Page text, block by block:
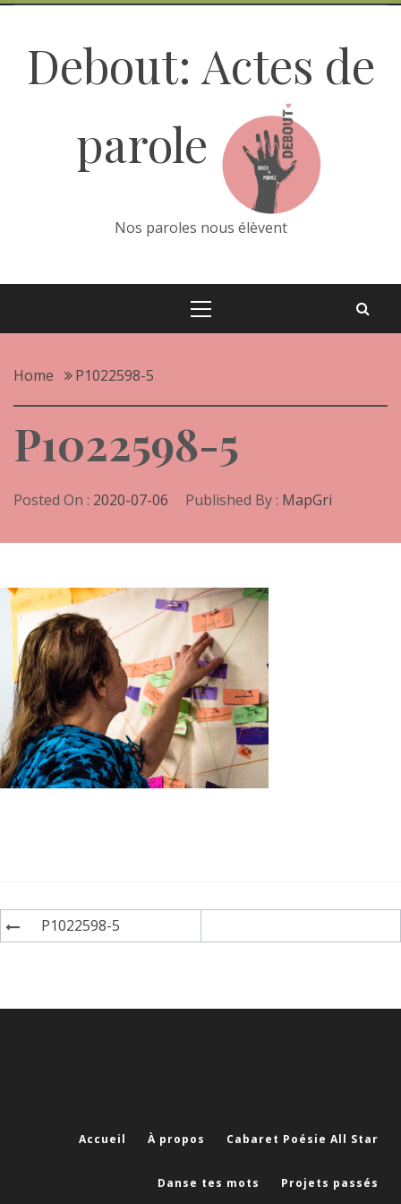
Skip
contentDebout: Actes de
parole
Nos paroles nous élèvent
Home P1022598-5
P1022598-5
Posted On : 2020-07-06 Published By : MapGri
Navigation
de
P1022598-5
Accueil À propos Cabaret Poésie All Star
Danse tes mots Projets passés